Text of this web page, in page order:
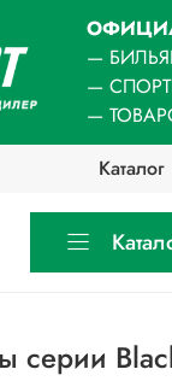
—
—
—
Каталог
серии